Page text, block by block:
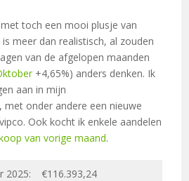
toch een mooi plusje van
meer dan realistisch, al zouden
van de afgelopen maanden
+4,65%) anders denken. Ik
aan in mijn
met onder andere een nieuwe
Ook kocht ik enkele aandelen
van vorige maand.
2025:
€116.393,24